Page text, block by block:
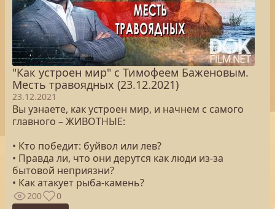
"Как устроен мир" с Тимофеем Баженовым.
Месть травоядных (23.12.2021)
23.12.2021
Вы узнаете, как устроен мир, и начнем с самого
главного – ЖИВОТНЫЕ:
• Кто победит: буйвол или лев?
• Правда ли, что они дерутся как люди из-за
бытовой неприязни?
• Как атакует рыба-камень?
200 0